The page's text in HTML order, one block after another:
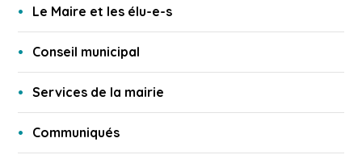
Le Maire et les élu-e-s
Conseil municipal
Services de la mairie
Communiqués